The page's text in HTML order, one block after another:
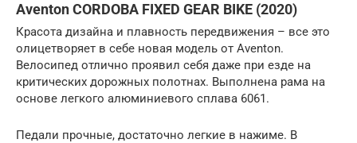
Aventon CORDOBA FIXED GEAR BIKE (2020)
Красота дизайна и плавность передвижения – все это
олицетворяет в себе новая модель от Aventon.
Велосипед отлично проявил себя даже при езде на
критических дорожных полотнах. Выполнена рама на
основе легкого алюминиевого сплава 6061.
Педали прочные, достаточно легкие в нажиме. В